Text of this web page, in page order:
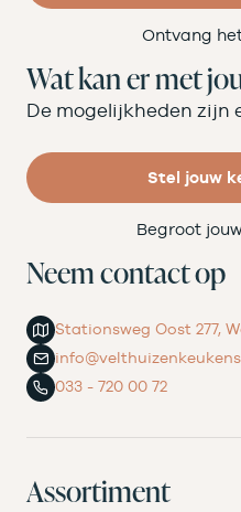
Ontvang
Wat kan er met
De mogelijkheden zijn
Stel jouw
Begroot
Neem contact op
Stationsweg Oost 277,
033 - 720 00 72
Assortiment